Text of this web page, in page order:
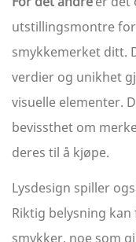
utstillingsmontre
smykkemerket ditt.
verdier og unikhet
visuelle elementer.
bevissthet om
deres til å kjøpe.
Lysdesign spiller
Riktig belysning
smykker, noe som